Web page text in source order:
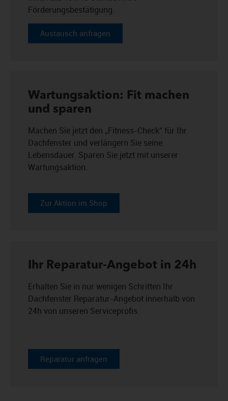
Förderungsbestätigung.
Austausch anfragen
Wartungsaktion: Fit machen
und sparen
Machen Sie jetzt den „Fitness-Check“ für Ihr
Dachfenster und verlängern Sie seine
Lebensdauer. Sparen Sie jetzt mit unserer
Wartungsaktion.
Zur Aktion im Shop
Ihr Reparatur-Angebot in 24h
Erhalten Sie in nur wenigen Schritten Ihr
Dachfenster Reparatur-Angebot innerhalb von
24h von unseren Serviceprofis.
Reparatur anfragen